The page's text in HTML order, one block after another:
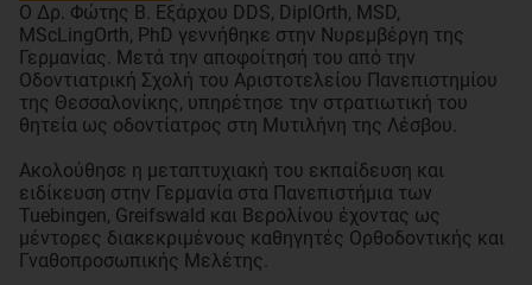
Ο Δρ. Φώτης Β. Εξάρχου DDS, DiplOrth, MSD,
MScLingOrth, PhD γεννήθηκε στην Νυρεμβέργη της
Γερμανίας. Μετά την αποφοίτησή του από την
Οδοντιατρική Σχολή του Αριστοτελείου Πανεπιστημίου
της Θεσσαλονίκης, υπηρέτησε την στρατιωτική του
θητεία ως οδοντίατρος στη Μυτιλήνη της Λέσβου.
Ακολούθησε η μεταπτυχιακή του εκπαίδευση και
ειδίκευση στην Γερμανία στα Πανεπιστήμια των
Tuebingen, Greifswald και Βερολίνου έχοντας ως
μέντορες διακεκριμένους καθηγητές Ορθοδοντικής και
Γναθοπροσωπικής Μελέτης.